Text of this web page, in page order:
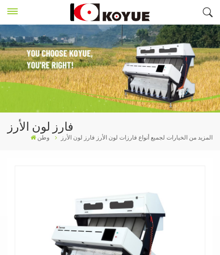
فارز لون الأرز
وطن فارز لون الأرز المزيد من الخيارات لجميع أنواع فارزات لون الأرز